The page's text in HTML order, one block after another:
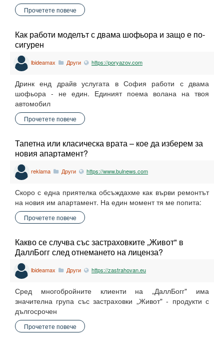
Прочетете повече
Как работи моделът с двама шофьора и защо е по-
сигурен
lbideamax Други https://poryazov.com
Дринк енд драйв услугата в София работи с двама
шофьора - не един. Единият поема волана на твоя
автомобил
Прочетете повече
Тапетна или класическа врата – кое да изберем за
новия апартамент?
reklama Други https://www.bulnews.com
Скоро с една приятелка обсъждахме как върви ремонтът
на новия им апартамент. На един момент тя ме попита:
Прочетете повече
Какво се случва със застраховките „Живот" в
ДаллБогг след отнемането на лиценза?
lbideamax Други https://zastrahovan.eu
Сред многобройните клиенти на „ДаллБогг" има
значителна група със застраховки „Живот" - продукти с
дългосрочен
Прочетете повече